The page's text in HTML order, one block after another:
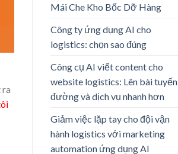
ra
Mái Che Kho Bốc Dỡ Hàng
Công ty ứng dụng AI cho
logistics: chọn sao đúng
Công cụ AI viết content cho
website logistics: Lên bài tuyến
đường và dịch vụ nhanh hơn
Giảm việc lặp tay cho đội vận
hành logistics với marketing
automation ứng dụng AI